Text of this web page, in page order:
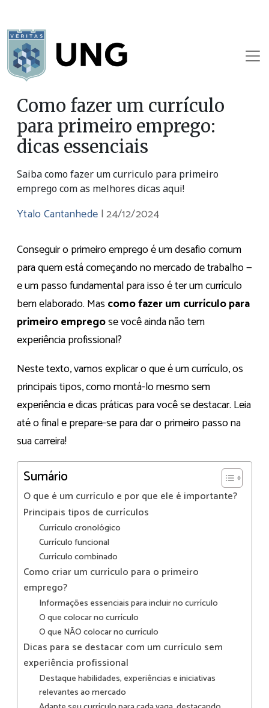
Como fazer um currículo
para primeiro emprego:
dicas essenciais
Saiba como fazer um curriculo para primeiro
emprego com as melhores dicas aqui!
Ytalo Cantanhede |24/12/2024
Conseguir o primeiro emprego é um desafio comum
para quem está começando no mercado de trabalho —
e um passo fundamental para isso é ter um currículo
bem elaborado. Mas como fazer um currículo para
primeiro empregose você ainda não tem
experiência profissional?
Neste texto, vamos explicar o que é um currículo, os
principais tipos, como montá-lo mesmo sem
experiência e dicas práticas para você se destacar. Leia
até o final e prepare-se para dar o primeiro passo na
sua carreira!
Sumário
O que é um currículo e por que ele é importante?
Principais tipos de currículos
Currículo cronológico
Currículo funcional
Currículo combinado
Como criar um currículo para o primeiro
emprego?
Informações essenciais para incluir no currículo
O que colocar no currículo
O que NÃO colocar no currículo
Dicas para se destacar com um currículo sem
experiência profissional
Destaque habilidades, experiências e iniciativas
relevantes ao mercado